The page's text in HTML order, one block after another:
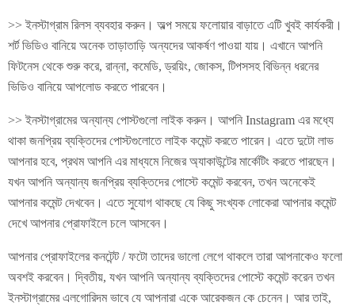
>> ইনস্টাগ্রাম রিলস ব্যবহার করুন। অল্প সময়ে ফলোয়ার বাড়াতে এটি খুবই কার্যকরী।
শর্ট ভিডিও বানিয়ে অনেক তাড়াতাড়ি অন্যদের আকর্ষণ পাওয়া যায়। এখানে আপনি
ফিটনেস থেকে শুরু করে, রান্না, কমেডি, ড্রয়িং, জোকস, টিপসসহ বিভিন্ন ধরনের
ভিডিও বানিয়ে আপলোড করতে পারবেন।
>> ইনস্টাগ্রামের অন্যান্য পোস্টগুলো লাইক করুন। আপনি Instagram এর মধ্যে
থাকা জনপ্রিয় ব্যক্তিদের পোস্টগুলোতে লাইক কমেন্ট করতে পারেন। এতে দুটো লাভ
আপনার হবে, প্রথম আপনি এর মাধ্যমে নিজের অ্যাকাউন্টের মার্কেটিং করতে পারছেন।
যখন আপনি অন্যান্য জনপ্রিয় ব্যক্তিদের পোস্টে কমেন্ট করবেন, তখন অনেকেই
আপনার কমেন্ট দেখবেন। এতে সুযোগ থাকছে যে কিছু সংখ্যক লোকেরা আপনার কমেন্ট
দেখে আপনার প্রোফাইলে চলে আসবেন।
আপনার প্রোফাইলের কনটেন্ট / ফটো তাদের ভালো লেগে থাকলে তারা আপনাকেও ফলো
অবশই করবেন। দ্বিতীয়, যখন আপনি অন্যান্য ব্যক্তিদের পোস্টে কমেন্ট করেন তখন
ইনস্টাগ্রামের এলগোরিদম ভাবে যে আপনারা একে আরেকজন কে চেনেন। আর তাই,